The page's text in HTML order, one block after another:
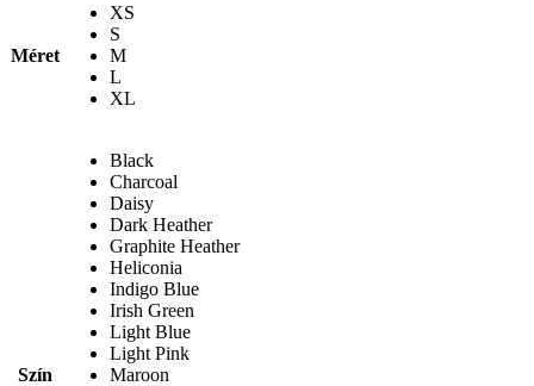
Méret
XS
S
M
L
XL
Szín
Black
Charcoal
Daisy
Dark Heather
Graphite Heather
Heliconia
Indigo Blue
Irish Green
Light Blue
Light Pink
Maroon